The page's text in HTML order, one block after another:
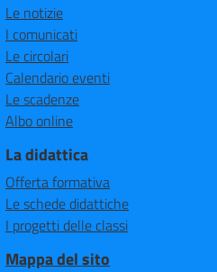
Le notizie
I comunicati
Le circolari
Calendario eventi
Le scadenze
Albo online
La didattica
Offerta formativa
Le schede didattiche
I progetti delle classi
Mappa del sito